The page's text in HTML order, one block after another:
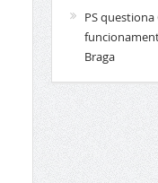
PS
Braga